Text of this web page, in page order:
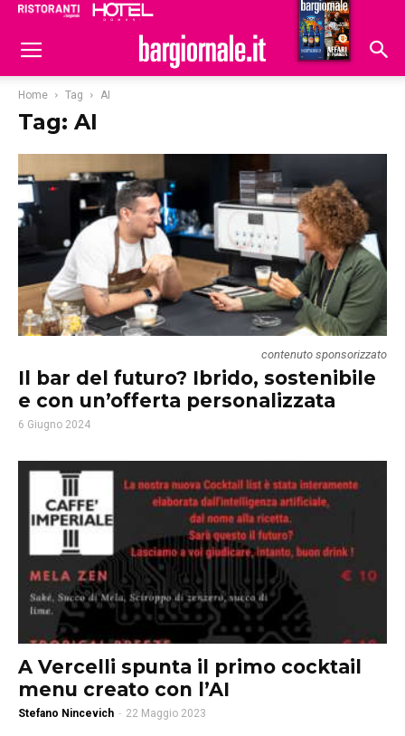
Hoteldomani
Home Tag AI
Tag: AI
contenuto sponsorizzato
Il bar del futuro? Ibrido, sostenibile
e con un’offerta personalizzata
6 Giugno 2024
A Vercelli spunta il primo cocktail
menu creato con l’AI
Stefano Nincevich - 22 Maggio 2023